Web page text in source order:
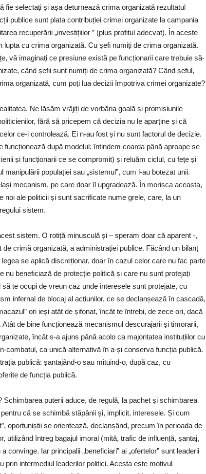
fie selectați și așa deturnează crima organizată rezultatul
publice sunt plata contribuției crimei organizate la campania
recuperării „investițiilor ” (plus profitul adecvat). În aceste
cu crima organizată. Cu șefi numiți de crima organizată.
vă imaginați ce presiune există pe funcționarii care trebuie să-
când șefii sunt numiți de crima organizată? Când șeful,
organizată, cum poți lua decizii împotriva crimei organizate?
Ne lăsăm vrăjiți de vorbăria goală și promisiunile
fără să pricepem că decizia nu le aparține și că
ce-i controlează. Ei n-au fost și nu sunt factorul de decizie.
funcționează după modelul: întindem coarda până aproape se
și funcționarii ce se compromit) și reluăm ciclul, cu fețe și
populației sau „sistemul”, cum l-au botezat unii.
mecanism, pe care doar îl upgradează. În morișca aceasta,
ale politicii și sunt sacrificate nume grele, care, la un
sistem.
sistem. O rotiță minusculă și – speram doar că aparent -,
crimă organizată, a administrației publice. Făcând un bilanț
se aplică discreționar, doar în cazul celor care nu fac parte
nu beneficiază de protecție politică și care nu sunt protejați
te ocupi de vreun caz unde interesele sunt protejate, cu
infernal de blocaj al acțiunilor, ce se declanșează în cascadă,
ori ieși atât de șifonat, încât te întrebi, de zece ori, dacă
de bine funcționează mecanismul descurajarii și timorarii,
încât s-a ajuns până acolo ca majoritatea instituțiilor cu
combatul, ca unică alternativă în a-și conserva funcția publică.
publică: șantajând-o sau mituind-o, după caz, cu
de funcția publică.
puterii aduce, de regulă, la pachet și schimbarea
că se schimbă stăpânii și, implicit, interesele. Și cum
oportuniștii se orientează, declanșând, precum în perioada de
utilizând întreg bagajul imoral (mită, trafic de influență, șantaj,
convinge. Iar principalii „beneficiari” ai „ofertelor” sunt leaderii
prin intermediul leaderilor politici. Acesta este motivul